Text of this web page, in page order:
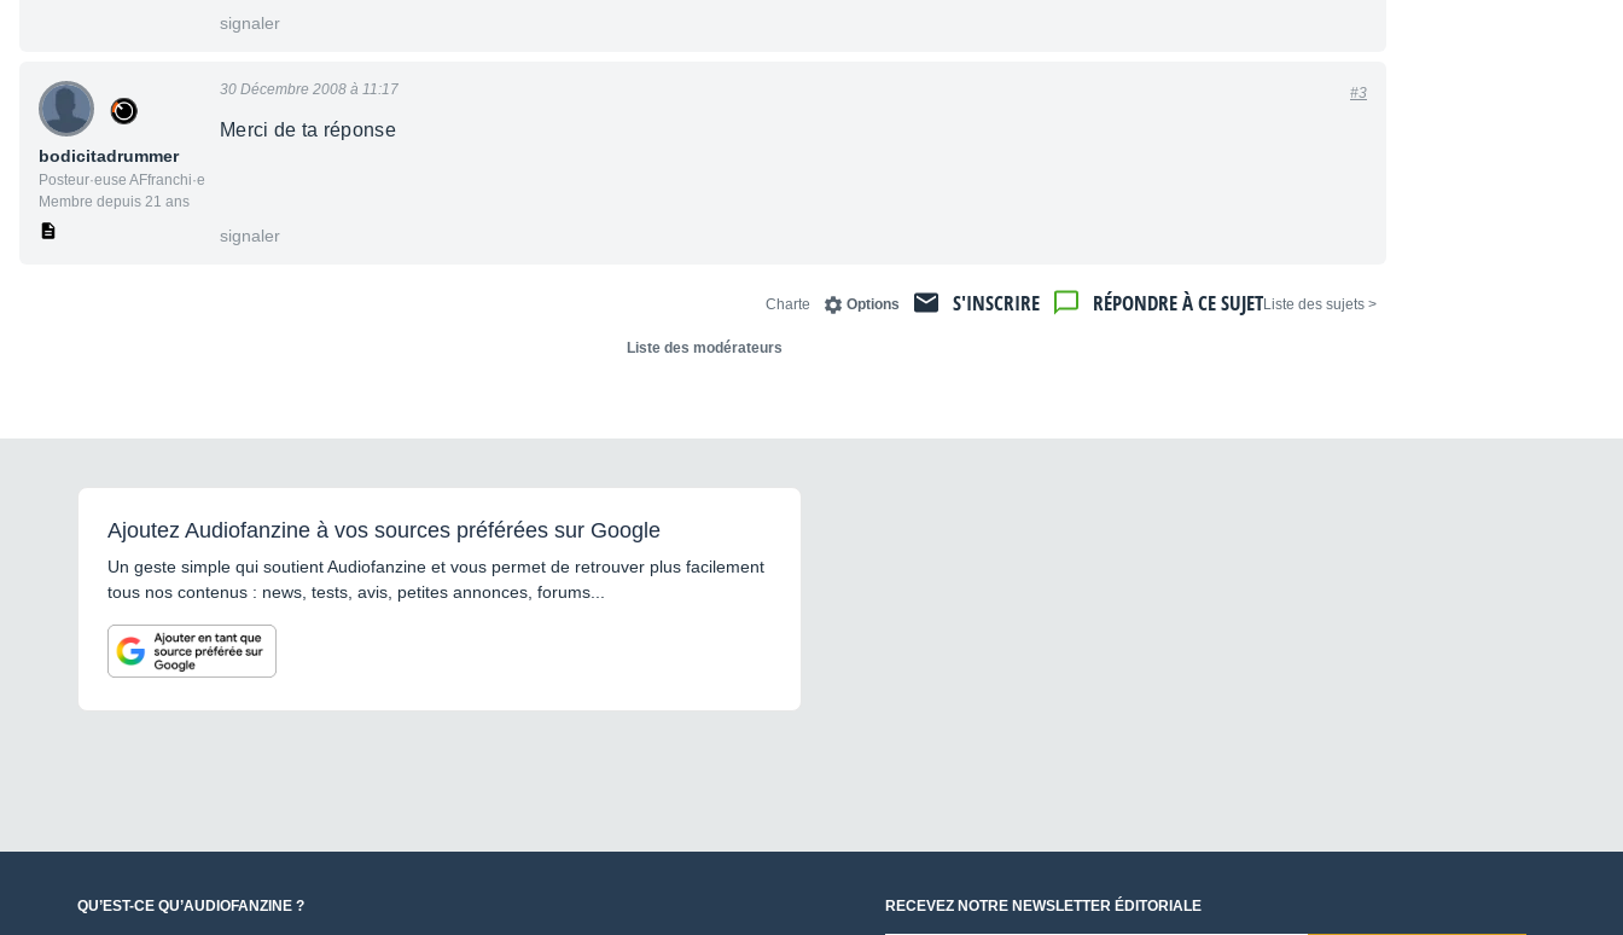
signaler
bodicitadrummer
Posteur·euse AFfranchi·e
Membre depuis 21 ans
30 Décembre 2008 à 11:17 #3
Merci de ta réponse
signaler
< Liste des sujets
RÉPONDRE À CE SUJET
S'INSCRIRE
Options
Charte
Liste des modérateurs
Ajoutez Audiofanzine à vos sources préférées sur Google
Un geste simple qui soutient Audiofanzine et vous permet de retrouver plus facilement
tous nos contenus : news, tests, avis, petites annonces, forums...
QU’EST-CE QU’AUDIOFANZINE ? RECEVEZ NOTRE NEWSLETTER ÉDITORIALE